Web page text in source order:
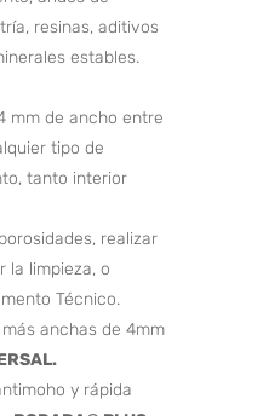
resinas, aditivos
estables.
mm de ancho entre
tipo de
tanto interior
realizar
la limpieza, o
Técnico.
anchas de 4mm
y rápida